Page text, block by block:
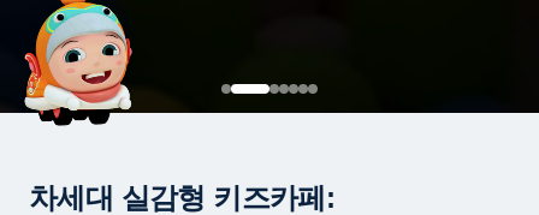
차세대 실감형 키즈카페: